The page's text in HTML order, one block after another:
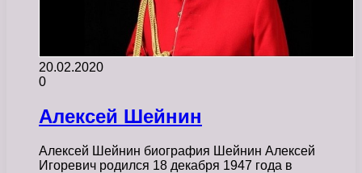
20.02.2020
0
Алексей Шейнин
Алексей Шейнин биография Шейнин Алексей
Игоревич родился 18 декабря 1947 года в